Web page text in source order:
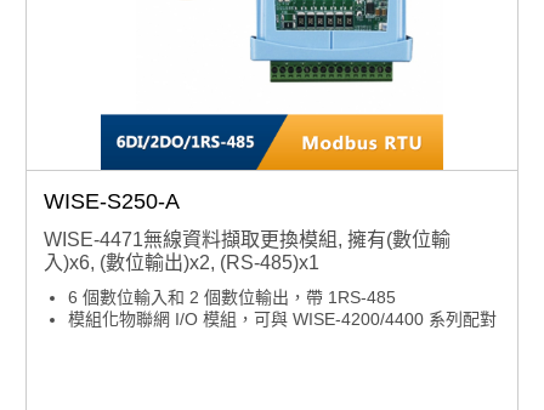
WISE-S250-A
WISE-4471無線資料擷取更換模組, 擁有(數位輸
入)x6, (數位輸出)x2, (RS-485)x1
6 個數位輸入和 2 個數位輸出，帶 1RS-485
模組化物聯網 I/O 模組，可與 WISE-4200/4400 系列配對